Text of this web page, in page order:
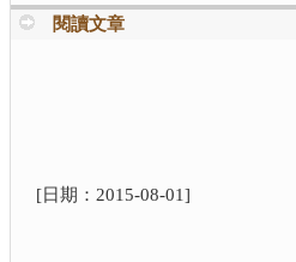
閱讀文章
[日期： 2015-08-01]